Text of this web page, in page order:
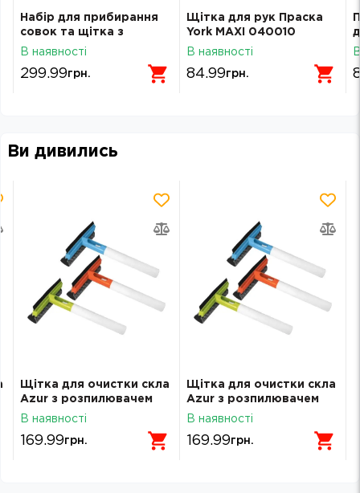
Набір для прибирання
совок та щітка з
довгою ручкою York
В наявності
299.99грн.
Щітка для рук Праска
York МАХІ 040010
В наявності
84.99грн.
Ви дивились
Щітка для очистки скла
Azur з розпилювачем
084060
В наявності
169.99грн.
Щітка для очистки скла
Azur з розпилювачем
084060
В наявності
169.99грн.